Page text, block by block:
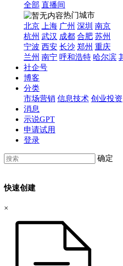
全部 直播间
热门城市
北京
上海 广州 深圳 南京
杭州 武汉 成都 合肥 苏州
宁波 西安 长沙 郑州 重庆
兰州 南宁 呼和浩特 哈尔滨
社企号
博客
分类
市场营销 信息技术 创业投资
消息
示说GPT
申请试用
登录
确定
快速创建
×